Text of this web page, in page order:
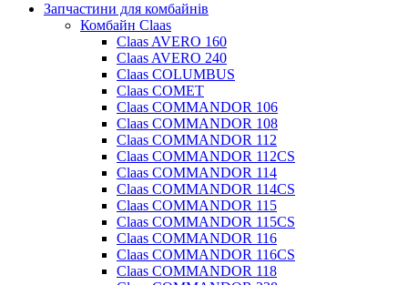
Запчастини для комбайнів
Комбайн Claas
Claas AVERO 160
Claas AVERO 240
Claas COLUMBUS
Claas COMET
Claas COMMANDOR 106
Claas COMMANDOR 108
Claas COMMANDOR 112
Claas COMMANDOR 112CS
Claas COMMANDOR 114
Claas COMMANDOR 114CS
Claas COMMANDOR 115
Claas COMMANDOR 115CS
Claas COMMANDOR 116
Claas COMMANDOR 116CS
Claas COMMANDOR 118